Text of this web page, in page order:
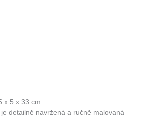
x 5 x 33 cm
je detailně navržená a ručně malovaná